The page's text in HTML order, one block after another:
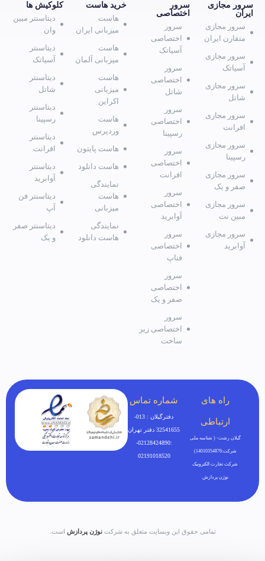
سرور مجازی
ایران
سرور مجازی
متقارن ایران
سرور مجازی
آسیاتک
سرور مجازی
شاتل
سرور مجازی
افرانت
سرور مجازی
رسپینا
سرور مجازی
صفر و یک
سرور مجازی
مبین نت
سرور مجازی
آوابرید
سرور
اختصاصی
سرور
اختصاصی
آسیاتک
سرور
اختصاصی
شاتل
سرور
اختصاصی
رسپینا
سرور
اختصاصی
افرانت
سرور
اختصاصی
آوابرید
سرور
اختصاصی
فناپ
سرور
اختصاصی
صفر و یک
سرور
اختصاصی زیر
ساخت
خرید هاست
هاست
میزبانی ایران
هاست
میزبانی آلمان
هاست
میزبانی
اکراین
هاست
وردپرس
هاست پایتون
هاست دانلود
نمایندگی
هاست
میزبانی
نمایندگی
هاست دانلود
کلوکیش ها
دیتاسنتر مبین
وان
دیتاسنتر
آسیاتک
دیتاسنتر
شاتل
دیتاسنتر
رسپینا
دیتاسنتر
افرانت
دیتاسنتر
آوابرید
دیتاسنتر فن
آپ
دیتاسنتر صفر
و یک
راه های
ارتباطی
گیلان رشت- ( شناسه ملی
شرکت:14010354876)
شرکت تجارت الکترونیک
نوژن پردازش
شماره تماس
دفترگیلان : 013-
32541655 دفتر تهران
:02128424890-
02191018520
تمامی حقوق این وبسایت متعلق به شرکتنوژن پردازش است.